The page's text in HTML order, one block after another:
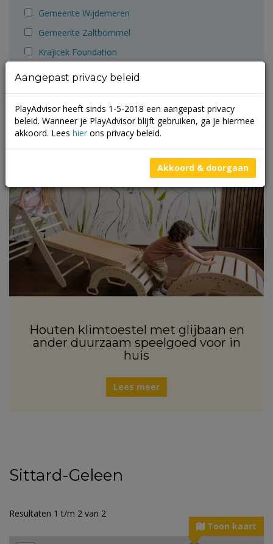
Gemeente Wijdemeren
Gemeente Zaltbommel
Krajicek Foundation
Monkey Town
Playadvisor
ZB1
Blog
Houten klimtoestel met glijbaan en
ander duurzaam speelgoed voor in
huis
Lees meer
Sittard-Geleen
Resultaten 1 t/m 2 van 2
Toon kaart
Aangepast privacy beleid
PlayAdvisor heeft sinds 1-5-2018 een aangepast privacy
beleid. Wanneer je PlayAdvisor blijft gebruiken, ga je hiermee
akkoord. Lees hier ons privacy beleid.
Akkoord & doorgaan